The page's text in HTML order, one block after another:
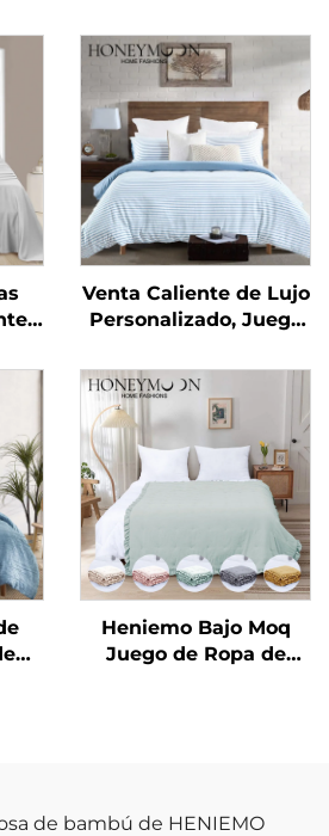
Venta Caliente de Lujo
Personalizado, Juego
Rayas Cationicas de
90 gsm, 3 Piezas, con
Suave Tacto
Heniemo Bajo Moq
Juego de Ropa de
de bambú de HENIEMO